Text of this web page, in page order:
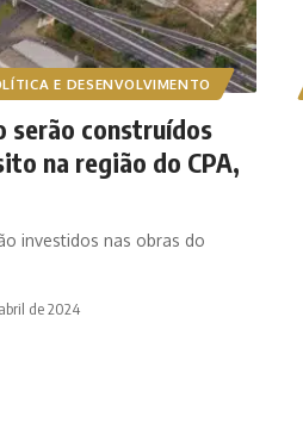
E DESENVOLVIMENTO
serão construídos
na região do CPA,
investidos nas obras do
de 2024